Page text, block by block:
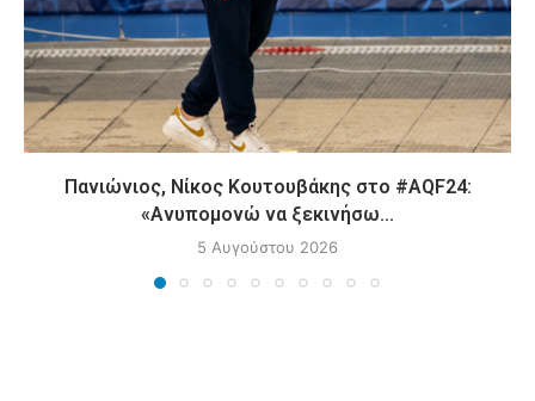
Πανιώνιος, Νίκος Κουτουβάκης στο #AQF24:
«Ανυπομονώ να ξεκινήσω...
5 Αυγούστου 2026